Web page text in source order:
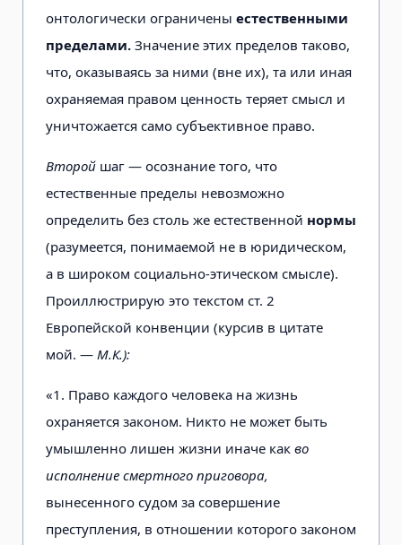
онтологически ограничены естественными
пределами. Значение этих пределов таково,
что, оказываясь за ними (вне их), та или иная
охраняемая правом ценность теряет смысл и
уничтожается само субъективное право.
Второй шаг — осознание того, что
естественные пределы невозможно
определить без столь же естественной нормы
(разумеется, понимаемой не в юридическом,
а в широком социально-этическом смысле).
Проиллюстрирую это текстом ст. 2
Европейской конвенции (курсив в цитате
мой. — М.К.):
«1. Право каждого человека на жизнь
охраняется законом. Никто не может быть
умышленно лишен жизни иначе как во
исполнение смертного приговора,
вынесенного судом за совершение
преступления, в отношении которого законом